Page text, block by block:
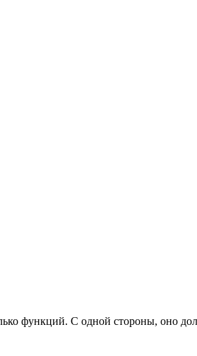
функций. С одной стороны, оно